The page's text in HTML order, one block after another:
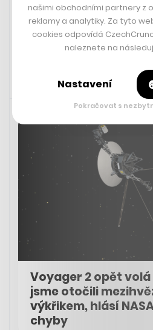
práce, které se naplno rozjely
TSK
Voyager 2 opět
jsme otočili
výkřikem, hlásí
chyby
našimi obchodními partnery z
reklamy a analytiky. Za tyto
cookies odpovídá
naleznete na
Nastavení
Pokračovat s